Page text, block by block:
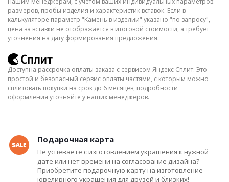
размеров, пробы изделия и характеристик вставок. Если в
калькуляторе параметр "Камень в изделии" указано "по запросу",
цена за вставки не отображается в итоговой стоимости, а требует
уточнения на дату формирования предложения.
Доступна рассрочка оплаты заказа с сервисом Яндекс Сплит. Это
простой и безопасный сервис оплаты частями, с которым можно
сплитовать покупки на срок до 6 месяцев, подробности
оформления уточняйте у наших менеджеров.
Подарочная карта
Не успеваете с изготовлением украшения к нужной
дате или нет времени на согласование дизайна?
Приобретите подарочную карту на изготовление
ювелирного украшения для друзей и близких!